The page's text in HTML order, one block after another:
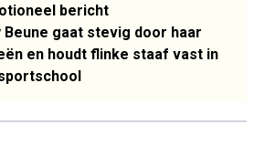
bericht
Beune gaat stevig door haar
en houdt flinke staaf vast in